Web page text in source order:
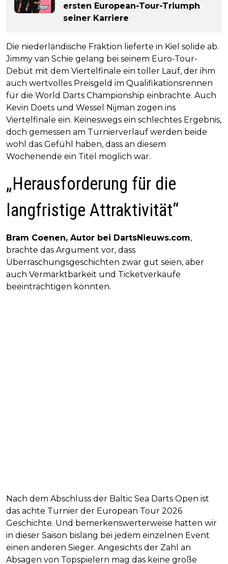
ersten European-Tour-Triumph
seiner Karriere
Die niederländische Fraktion lieferte in Kiel solide ab.
Jimmy van Schie gelang bei seinem Euro-Tour-
Debüt mit dem Viertelfinale ein toller Lauf, der ihm
auch wertvolles Preisgeld im Qualifikationsrennen
für die World Darts Championship einbrachte. Auch
Kevin Doets und Wessel Nijman zogen ins
Viertelfinale ein. Keineswegs ein schlechtes Ergebnis,
doch gemessen am Turnierverlauf werden beide
wohl das Gefühl haben, dass an diesem
Wochenende ein Titel möglich war.
„Herausforderung für die
langfristige Attraktivität“
Bram Coenen, Autor bei DartsNieuws.com,
brachte das Argument vor, dass
Überraschungsgeschichten zwar gut seien, aber
auch Vermarktbarkeit und Ticketverkäufe
beeinträchtigen könnten.
Nach dem Abschluss der Baltic Sea Darts Open ist
das achte Turnier der European Tour 2026
Geschichte. Und bemerkenswerterweise hatten wir
in dieser Saison bislang bei jedem einzelnen Event
einen anderen Sieger. Angesichts der Zahl an
Absagen von Topspielern mag das keine große